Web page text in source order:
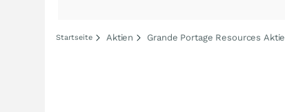
Startseite Aktien Grande Portage Resources Aktie